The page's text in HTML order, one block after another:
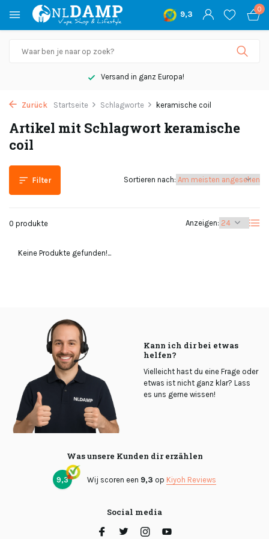
9,3
0
Versand in ganz Europa!
Zurück Startseite Schlagworte keramische coil
Artikel mit Schlagwort keramische
coil
Filter
0 produkte Anzeigen:
Sortieren nach:
Keine Produkte gefunden!...
Kann ich dir bei etwas
helfen?
Vielleicht hast du eine Frage oder
etwas ist nicht ganz klar? Lass
es uns gerne wissen!
Was unsere Kunden dir erzählen
9,3 Wij scoren een 9,3 op Kiyoh Reviews
Social media